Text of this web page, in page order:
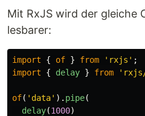
Mit RxJS wird der gleiche
lesbarer:
import { of } from ' rxjs ' ;
import
{ delay } from '
of( ' data' ). pipe(
delay(1000)